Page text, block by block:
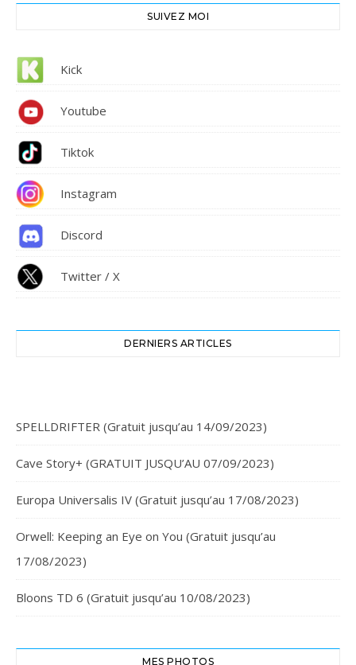
SUIVEZ MOI
Kick
Youtube
Tiktok
Instagram
Discord
Twitter / X
DERNIERS ARTICLES
SPELLDRIFTER (Gratuit jusqu’au 14/09/2023)
Cave Story+ (GRATUIT JUSQU’AU 07/09/2023)
Europa Universalis IV (Gratuit jusqu’au 17/08/2023)
Orwell: Keeping an Eye on You (Gratuit jusqu’au
17/08/2023)
Bloons TD 6 (Gratuit jusqu’au 10/08/2023)
MES PHOTOS